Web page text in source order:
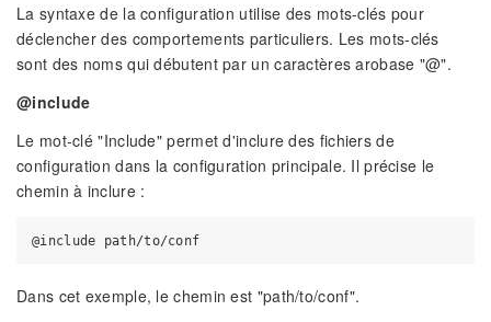
La syntaxe de la configuration utilise des mots-clés pour
déclencher des comportements particuliers. Les mots-clés
sont des noms qui débutent par un caractères arobase "@".
@include
Le mot-clé "Include" permet d'inclure des fichiers de
configuration dans la configuration principale. Il précise le
chemin à inclure :
Dans cet exemple, le chemin est "path/to/conf".